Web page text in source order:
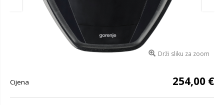
Drži sliku za zoom
Cijena 254,00 €